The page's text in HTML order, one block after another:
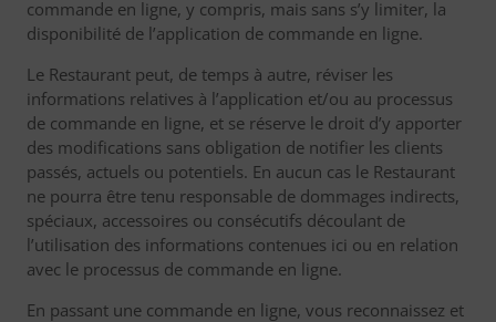
commande en ligne, y compris, mais sans s’y limiter, la
disponibilité de l’application de commande en ligne.
Le Restaurant peut, de temps à autre, réviser les
informations relatives à l’application et/ou au processus
de commande en ligne, et se réserve le droit d’y apporter
des modifications sans obligation de notifier les clients
passés, actuels ou potentiels. En aucun cas le Restaurant
ne pourra être tenu responsable de dommages indirects,
spéciaux, accessoires ou consécutifs découlant de
l’utilisation des informations contenues ici ou en relation
avec le processus de commande en ligne.
En passant une commande en ligne, vous reconnaissez et